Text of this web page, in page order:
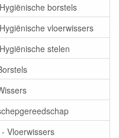
borstels
vloerwissers
stelen
Vloerwissers